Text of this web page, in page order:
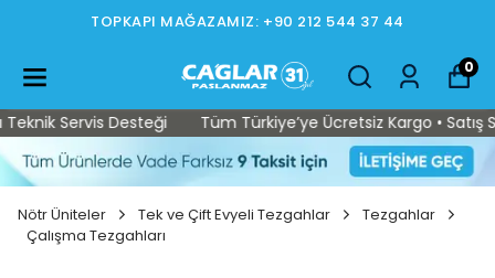
TOPKAPI MAĞAZAMIZ: +90 212 544 37 44
0
Servis Desteği Tüm Türkiye’ye Ücretsiz Kargo • Satış
Nötr Üniteler Tek ve Çift Evyeli Tezgahlar
Tezgahlar
Çalışma Tezgahları